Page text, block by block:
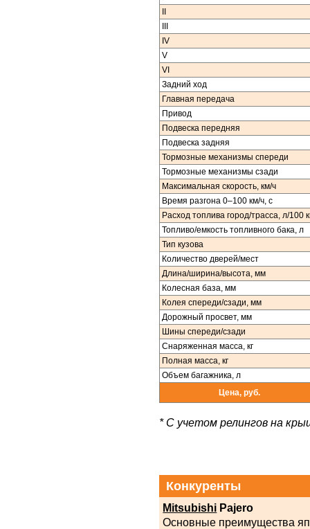
II
III
IV
V
VI
Задний ход
Главная передача
Привод
Подвеска передняя
Подвеска задняя
Тормозные механизмы спереди
Тормозные механизмы сзади
Максимальная скорость, км/ч
Время разгона 0–100 км/ч, с
Расход топлива город/трасса, л/100
Топливо/емкость топливного бака, л
Тип кузова
Количество дверей/мест
Длина/ширина/высота, мм
Колесная база, мм
Колея спереди/сзади, мм
Дорожный просвет, мм
Шины спереди/сзади
Снаряженная масса, кг
Полная масса, кг
Объем багажника, л
Цена, руб.
* С учетом релингов на
Конкуренты
Mitsubishi Pajero
Основные преимущества